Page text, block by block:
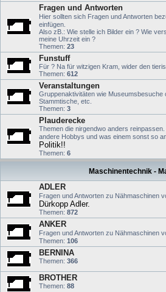
Fragen und Antworten
Hier sollten sich Fragen und Antworten
einfügen.
Also zB.: Wie stelle ich Bilder ein ? Wie
meine Uhrzeit ein ?
Themen: 23
Funstuff
Für ? Na für witzigen Kram, wider den
Themen: 612
Veranstaltungen
Gruppenaktivitäten wie Museumsbesuche
Stammtische, etc.
Themen: 3
Plauderecke
Themen die nirgendwo anders
andere Hobbys und was einem sonst so
Politik!!
Themen: 6
Maschinentechnik -
ADLER
Fragen und Antworten zu Nähmaschinen
Dürkopp Adler.
Themen: 872
ANKER
Fragen und Antworten zu Nähmaschinen
Themen: 106
BERNINA
Themen: 366
BROTHER
Themen: 88